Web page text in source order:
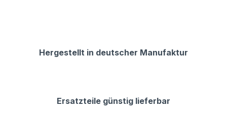
Hergestellt in deutscher Manufaktur
Ersatzteile günstig lieferbar